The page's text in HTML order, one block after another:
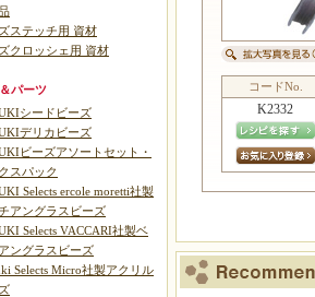
コードNo.
K2332
ステッチ用 資材
クロッシェ用 資材
パーツ
シードビーズ
デリカビーズ
ビーズアソートセット・
スパック
Selects ercole moretti社製
アングラスビーズ
Selects VACCARI社製ベ
ングラスビーズ
Selects Micro社製アクリル